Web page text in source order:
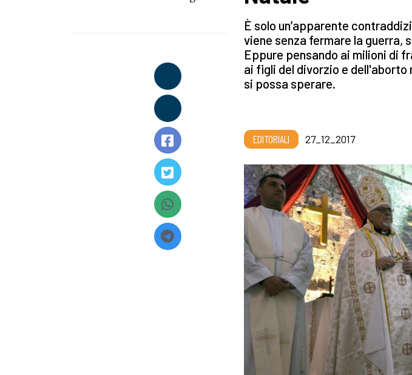
È solo un’apparente
viene senza fermare la guerra,
Eppure pensando ai milioni di
ai figli del divorzio e dell'aborto
si possa sperare.
EDITORIALI 27_12_2017